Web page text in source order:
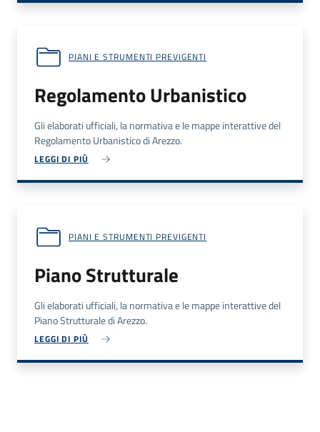
PIANI E STRUMENTI PREVIGENTI
Regolamento Urbanistico
Gli elaborati ufficiali, la normativa e le mappe interattive del
Regolamento Urbanistico di Arezzo.
LEGGI DI PIÙ
PIANI E STRUMENTI PREVIGENTI
Piano Strutturale
Gli elaborati ufficiali, la normativa e le mappe interattive del
Piano Strutturale di Arezzo.
LEGGI DI PIÙ